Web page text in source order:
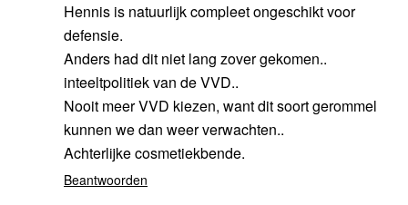
Hennis is natuurlijk compleet ongeschikt voor
defensie.
Anders had dit niet lang zover gekomen..
inteeltpolitiek van de VVD..
Nooit meer VVD kiezen, want dit soort gerommel
kunnen we dan weer verwachten..
Achterlijke cosmetiekbende.
Beantwoorden